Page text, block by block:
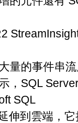
量的事件串
，SQL
SQL
伸到雲端，